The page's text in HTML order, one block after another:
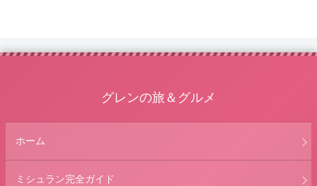
グレンの旅＆グルメ
ホーム
ミシュラン完全ガイド